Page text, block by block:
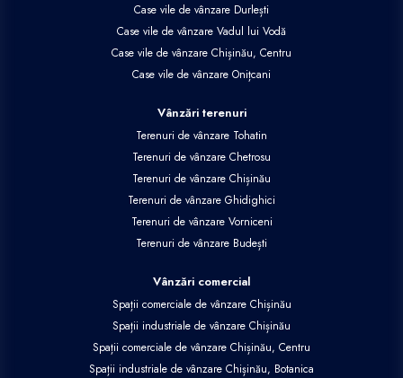
Case vile de vânzare Durlești
Case vile de vânzare Vadul lui Vodă
Case vile de vânzare Chișinău, Centru
Case vile de vânzare Onițcani
Vânzări terenuri
Terenuri de vânzare Tohatin
Terenuri de vânzare Chetrosu
Terenuri de vânzare Chișinău
Terenuri de vânzare Ghidighici
Terenuri de vânzare Vorniceni
Terenuri de vânzare Budești
Vânzări comercial
Spații comerciale de vânzare Chișinău
Spații industriale de vânzare Chișinău
Spații comerciale de vânzare Chișinău, Centru
Spații industriale de vânzare Chișinău, Botanica